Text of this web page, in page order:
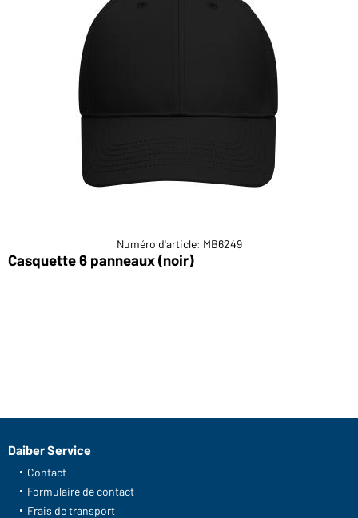
Numéro d'article: MB6249
Casquette 6 panneaux (noir)
Daiber Service
Contact
Formulaire de contact
Frais de transport